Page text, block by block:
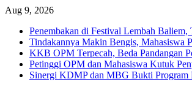
Skip
content
Aug 9, 2026
Penembakan di Festival Lembah
Tindakannya Makin Bengis, Mahasiswa
KKB OPM Terpecah, Beda Pandangan
Petinggi OPM dan Mahasiswa Kutuk
Sinergi KDMP dan MBG Bukti